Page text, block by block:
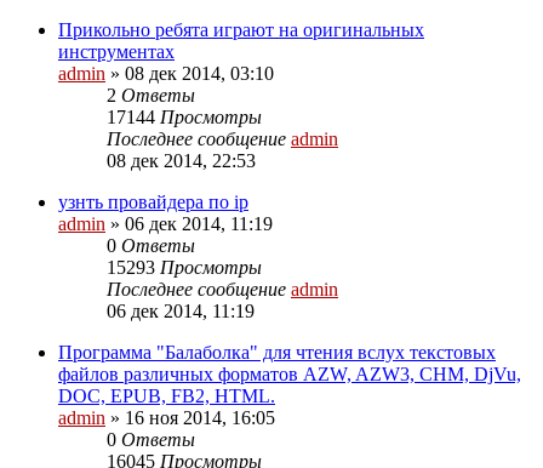
Прикольно ребята играют на оригинальных
инструментах
admin » 08 дек 2014, 03:10
2 Ответы
17144 Просмотры
Последнее сообщение admin
08 дек 2014, 22:53
узнть провайдера по ip
admin » 06 дек 2014, 11:19
0 Ответы
15293 Просмотры
Последнее сообщение admin
06 дек 2014, 11:19
Программа "Балаболка" для чтения вслух текстовых
файлов различных форматов AZW, AZW3, CHM, DjVu,
DOC, EPUB, FB2, HTML.
admin » 16 ноя 2014, 16:05
0 Ответы
16045 Просмотры